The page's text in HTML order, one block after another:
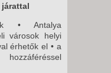
• Antalya
városok helyi
érhetők el • a